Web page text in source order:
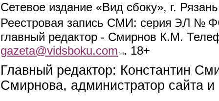
Сетевое издание «Вид сбоку», г.
Реестровая запись СМИ: серия ЭЛ №
главный редактор - Смирнов К.М.
gazeta@vidsboku.com (link sends e-mail)
. 18+
Главный редактор: Константин
Смирнова, администратор сайта